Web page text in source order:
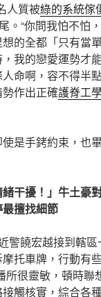
人質被綠的系統傢
。“你問我怕不怕
的全都「只有當
我的戀愛運勢才
命啊，容不得半
作出正確護脊工
是手銬約束，也
干擾！」牛土豪
擅找細節
警饒宏越接到轄區
托車牌，行動有
所很靈敏，頓時聯
觸核實，綜合各